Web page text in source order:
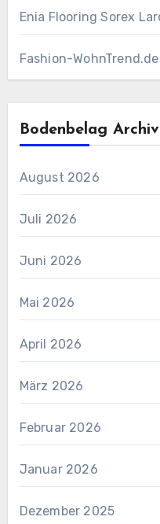
Enia Flooring Sorex
Fashion-WohnTrend.de
Bodenbelag Archiv
August 2026
Juli 2026
Juni 2026
Mai 2026
April 2026
März 2026
Februar 2026
Januar 2026
Dezember 2025